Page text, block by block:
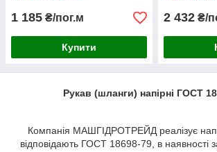
1 185 ₴/пог.м
Купити
2 432 ₴/
Рукав (шланги) напірні ГОСТ
Компанія МАШГІДРОТРЕЙД реалізує
відповідають ГОСТ 18698-79, в наявності